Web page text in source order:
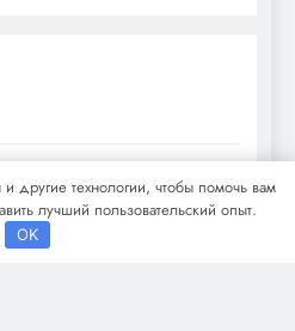
и другие технологии, чтобы помочь вам
лучший пользовательский опыт.
OK